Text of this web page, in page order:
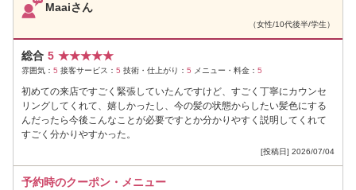
Maaiさん
（女性/10代後半/学生）
総合 5 ★★★★★
雰囲気： 5 接客サービス： 5 技術・仕上がり： 5 メニュー・料金： 5
初めての来店ですごく緊張していたんですけど、すごく丁寧にカウンセ
リングしてくれて、嬉しかったし、今の髪の状態からしたい髪色にする
んだったら今後こんなことが必要ですとか分かりやすく説明してくれて
すごく分かりやすかった。
[投稿日] 2026/07/04
予約時のクーポン・メニュー